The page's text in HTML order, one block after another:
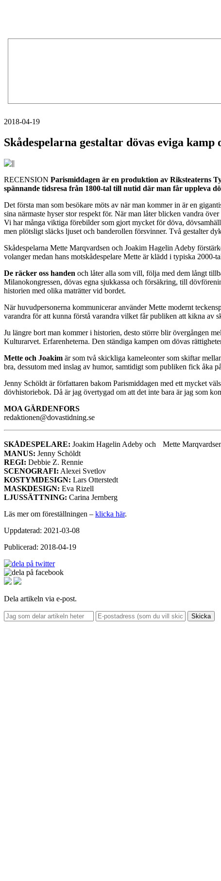
2018-04-19
Skådespelarna gestaltar dövas eviga
RECENSION Parismiddagen är en produktion av Riksteaterns
spännande tidsresa från 1800-tal till nutid där man får uppleva
Det första man som besökare möts av när man kommer in är en
sina närmaste hyser stor respekt för. När man låter blicken vandra
Vi har många viktiga förebilder som gjort mycket för döva,
men plötsligt släcks ljuset och banderollen försvinner. Två gestalter
Skådespelarna Mette Marqvardsen och Joakim Hagelin Adeby
volanger medan hans motskådespelare Mette är klädd i typiska
De räcker oss handen och låter alla som vill, följa med dem långt
Milanokongressen, dövas egna sjukkassa och försäkring, till
historien med olika maträtter vid bordet.
När huvudpersonerna kommunicerar använder Mette modernt
varandra för att kunna förstå varandra vilket får publiken att kikna av
Ju längre bort man kommer i historien, desto större blir övergången
Kulturarvet. Erfarenheterna. Den ständiga kampen om dövas
Mette och Joakim är som två skickliga kameleonter som skiftar
bra, dessutom med inslag av humor, samtidigt som publiken fick åka
Jenny Schöldt är författaren bakom Parismiddagen med ett mycket
dövhistoriebok. Då är jag övertygad om att det inte bara är jag som
MOA GÄRDENFORS
redaktionen@dovastidning.se
SKÅDESPELARE: Joakim Hagelin Adeby och Mette
MANUS: Jenny Schöldt
REGI: Debbie Z. Rennie
SCENOGRAFI: Alexei Svetlov
KOSTYMDESIGN: Lars Otterstedt
MASKDESIGN: Eva Rizell
LJUSSÄTTNING: Carina Jernberg
Läs mer om föreställningen – klicka här.
Uppdaterad: 2021-03-08
Publicerad: 2018-04-19
Dela artikeln via e-post.
Skicka